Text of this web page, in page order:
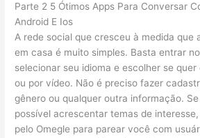
Parte 2 5 Ótimos Apps Para Conversar
Android E Ios
A rede social que cresceu à medida que
em casa é muito simples. Basta entrar
selecionar seu idioma e escolher se
ou por vídeo. Não é preciso fazer
gênero ou qualquer outra informação.
possível acrescentar temas de
pelo Omegle para parear você com